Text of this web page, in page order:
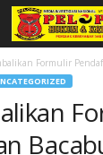
Formulir